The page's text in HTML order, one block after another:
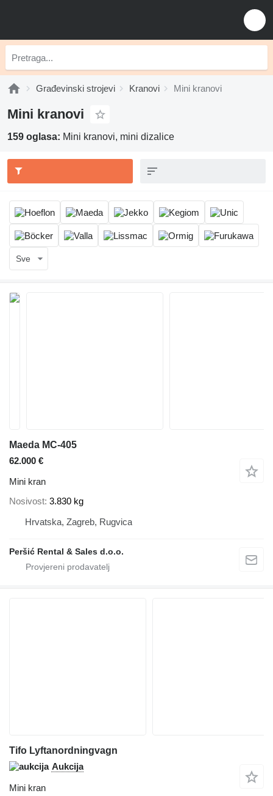
Građevinski strojevi Kranovi Mini kranovi
Mini kranovi
159 oglasa: Mini kranovi, mini dizalice
Sve
Maeda MC-405
62.000 €
Mini kran
Nosivost 3.830 kg
Hrvatska, Zagreb, Rugvica
Peršić Rental & Sales d.o.o.
Tifo Lyftanordningvagn
Aukcija
Mini kran